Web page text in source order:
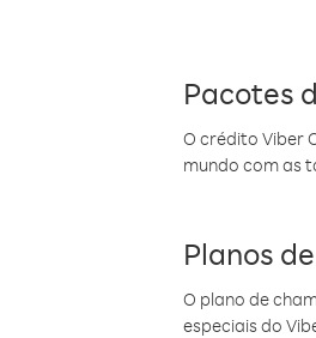
Pacotes
O crédito Viber
mundo com as
Planos
O plano de
especiais do